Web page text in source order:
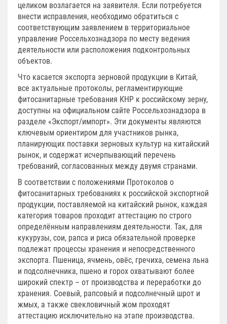
целиком возлагается на заявителя. Если потребуется
внести исправления, необходимо обратиться с
соответствующим заявлением в территориальное
управление Россельхознадзора по месту ведения
деятельности или расположения подконтрольных
объектов.
Что касается экспорта зерновой продукции в Китай,
все актуальные протоколы, регламентирующие
фитосанитарные требования КНР к российскому зерну,
доступны на официальном сайте Россельхознадзора в
разделе «Экспорт/импорт». Эти документы являются
ключевым ориентиром для участников рынка,
планирующих поставки зерновых культур на китайский
рынок, и содержат исчерпывающий перечень
требований, согласованных между двумя странами.
В соответствии с положениями Протоколов о
фитосанитарных требованиях к российской экспортной
продукции, поставляемой на китайский рынок, каждая
категория товаров проходит аттестацию по строго
определённым направлениям деятельности. Так, для
кукурузы, сои, рапса и риса обязательной проверке
подлежат процессы хранения и непосредственного
экспорта. Пшеница, ячмень, овёс, гречиха, семена льна
и подсолнечника, пшено и горох охватывают более
широкий спектр – от производства и переработки до
хранения. Соевый, рапсовый и подсолнечный шрот и
жмых, а также свекловичный жом проходят
аттестацию исключительно на этапе производства.